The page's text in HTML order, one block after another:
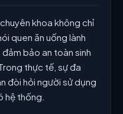
khoa không chỉ
quen ăn uống lành
bảo an toàn sinh
thực tế, sự đa
đòi hỏi người sử dụng
hệ thống.